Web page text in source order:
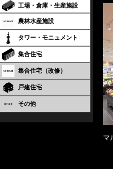
工場・倉庫・生産施設
農林水産施設
タワー・モニュメント
集合住宅
集合住宅（改修）
戸建住宅
その他
マ